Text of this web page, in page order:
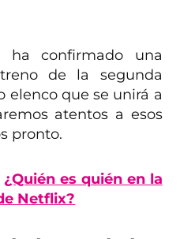
ha confirmado una
de la segunda
elenco que se unirá a
atentos a esos
pronto.
¿Quién es quién en la
Netflix?